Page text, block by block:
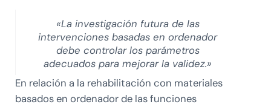
«La investigación futura de las
intervenciones basadas en ordenador
debe controlar los parámetros
adecuados para mejorar la validez.»
En relación a la rehabilitación con materiales
basados en ordenador de las funciones